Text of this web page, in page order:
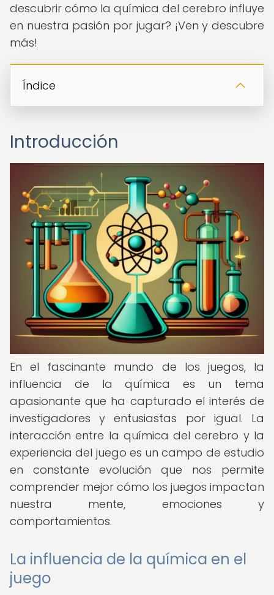
descubrir cómo la química del cerebro influye
en nuestra pasión por jugar? ¡Ven y descubre
más!
Índice
Introducción
En el fascinante mundo de los juegos, la
influencia de la química es un tema
apasionante que ha capturado el interés de
investigadores y entusiastas por igual. La
interacción entre la química del cerebro y la
experiencia del juego es un campo de estudio
en constante evolución que nos permite
comprender mejor cómo los juegos impactan
nuestra mente, emociones y
comportamientos.
La influencia de la química en el
juego